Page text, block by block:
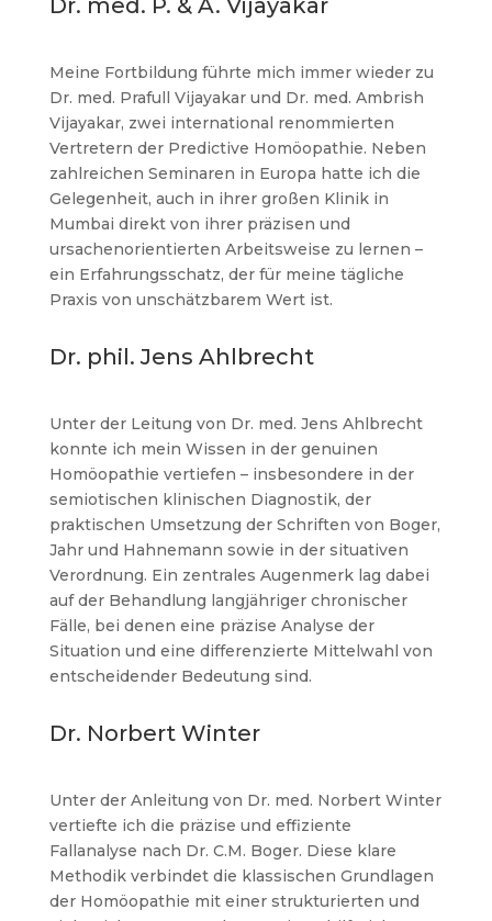
Dr. med. P. & A. Vijayakar
Meine Fortbildung führte mich immer wieder zu
Dr. med. Prafull Vijayakar und Dr. med. Ambrish
Vijayakar, zwei international renommierten
Vertretern der Predictive Homöopathie. Neben
zahlreichen Seminaren in Europa hatte ich die
Gelegenheit, auch in ihrer großen Klinik in
Mumbai direkt von ihrer präzisen und
ursachenorientierten Arbeitsweise zu lernen –
ein Erfahrungsschatz, der für meine tägliche
Praxis von unschätzbarem Wert ist.
Dr. phil. Jens Ahlbrecht
Unter der Leitung von Dr. med. Jens Ahlbrecht
konnte ich mein Wissen in der genuinen
Homöopathie vertiefen – insbesondere in der
semiotischen klinischen Diagnostik, der
praktischen Umsetzung der Schriften von Boger,
Jahr und Hahnemann sowie in der situativen
Verordnung. Ein zentrales Augenmerk lag dabei
auf der Behandlung langjähriger chronischer
Fälle, bei denen eine präzise Analyse der
Situation und eine differenzierte Mittelwahl von
entscheidender Bedeutung sind.
Dr. Norbert Winter
Unter der Anleitung von Dr. med. Norbert Winter
vertiefte ich die präzise und effiziente
Fallanalyse nach Dr. C.M. Boger. Diese klare
Methodik verbindet die klassischen Grundlagen
der Homöopathie mit einer strukturierten und